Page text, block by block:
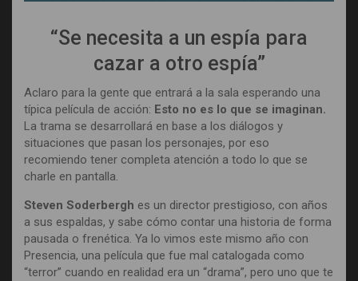
“Se necesita a un espía para
cazar a otro espía”
Aclaro para la gente que entrará a la sala esperando una
típica película de acción: Esto no es lo que se imaginan.
La trama se desarrollará en base a los diálogos y
situaciones que pasan los personajes, por eso
recomiendo tener completa atención a todo lo que se
charle en pantalla.
Steven Soderbergh es un director prestigioso, con años
a sus espaldas, y sabe cómo contar una historia de forma
pausada o frenética. Ya lo vimos este mismo año con
Presencia, una película que fue mal catalogada como
“terror” cuando en realidad era un “drama”, pero uno que te